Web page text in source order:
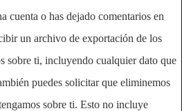
cuenta o has dejado comentarios en
un archivo de exportación de los
sobre ti, incluyendo cualquier dato que
puedes solicitar que eliminemos
sobre ti. Esto no incluye